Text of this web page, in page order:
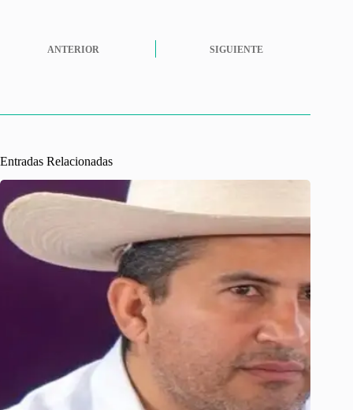
ANTERIOR SIGUIENTE
Entradas Relacionadas